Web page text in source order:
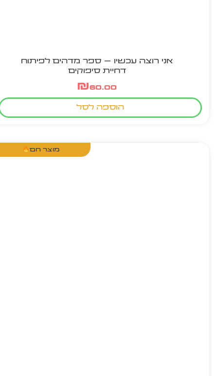
אני רוצה עכשיו – ספר מדהים לפיתוח
דחיית סיפוקים
₪60.00
הוספה לסל
מוצר חם